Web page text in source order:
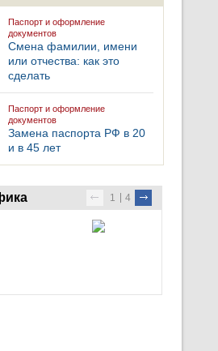
Паспорт и оформление
документов
Смена фамилии, имени
или отчества: как это
сделать
Паспорт и оформление
документов
Замена паспорта РФ в 20
и в 45 лет
1 4